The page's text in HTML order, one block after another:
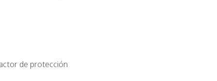
de protección